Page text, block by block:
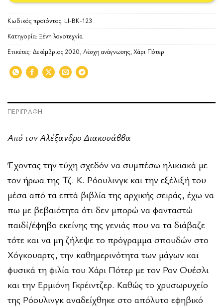
Κωδικός προϊόντος: LI-BK-123
Κατηγορία: Ξένη λογοτεχνία
Ετικέτες: Δεκέμβριος 2020, Λέσχη ανάγνωσης, Χάρι Πότερ
ΠΕΡΙΓΡΑΦΉ
Από τον Αλέξανδρο Διακοσάββα
Έχοντας την τύχη σχεδόν να συμπέσω ηλικιακά με
τον ήρωα της Τζ. Κ. Ρόουλινγκ και την εξέλιξή του
μέσα από τα επτά βιβλία της αρχικής σειράς, έχω να
πω με βεβαιότητα ότι δεν μπορώ να φανταστώ
παιδί/έφηβο εκείνης της γενιάς που να τα διάβαζε
τότε και να μη ζήλεψε το πρόγραμμα σπουδών στο
Χόγκουαρτς, την καθημερινότητα των μάγων και
φυσικά τη φιλία του Χάρι Πότερ με τον Ρον Ουέσλι
και την Ερμιόνη Γκρέιντζερ. Καθώς το χρυσωρυχείο
της Ρόουλινγκ αναδείχθηκε στο απόλυτο εφηβικό